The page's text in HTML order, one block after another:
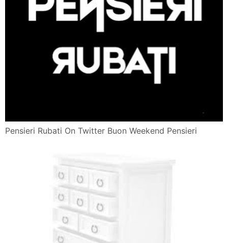
Pensieri Rubati On Twitter Buon Weekend Pensieri